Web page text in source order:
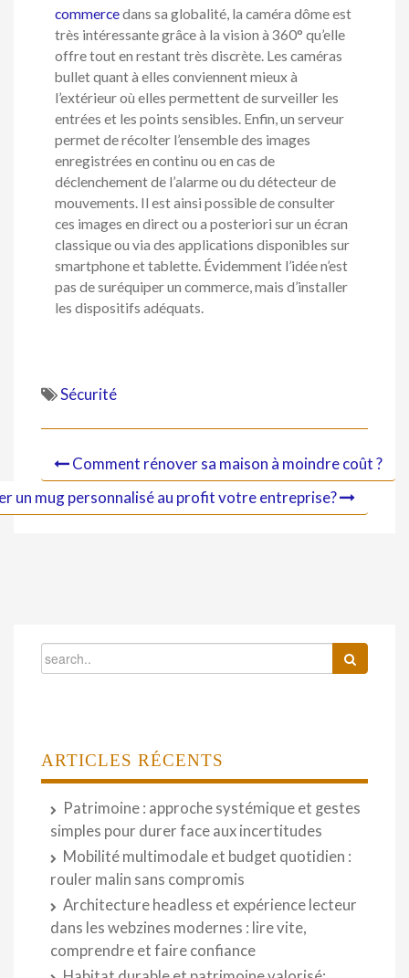
commercedans sa globalité, la caméra dôme est
très intéressante grâce à la vision à 360° qu’elle
offre tout en restant très discrète. Les caméras
bullet quant à elles conviennent mieux à
l’extérieur où elles permettent de surveiller les
entrées et les points sensibles. Enfin, un serveur
permet de récolter l’ensemble des images
enregistrées en continu ou en cas de
déclenchement de l’alarme ou du détecteur de
mouvements. Il est ainsi possible de consulter
ces images en direct ou a posteriori sur un écran
classique ou via des applications disponibles sur
smartphone et tablette. Évidemment l’idée n’est
pas de suréquiper un commerce, mais d’installer
les dispositifs adéquats.
Sécurité
Comment rénover sa maison à moindre coût ?
un mug personnalisé au profit votre entreprise?
ARTICLES RÉCENTS
Patrimoine : approche systémique et gestes
simples pour durer face aux incertitudes
Mobilité multimodale et budget quotidien :
rouler malin sans compromis
Architecture headless et expérience lecteur
dans les webzines modernes : lire vite,
comprendre et faire confiance